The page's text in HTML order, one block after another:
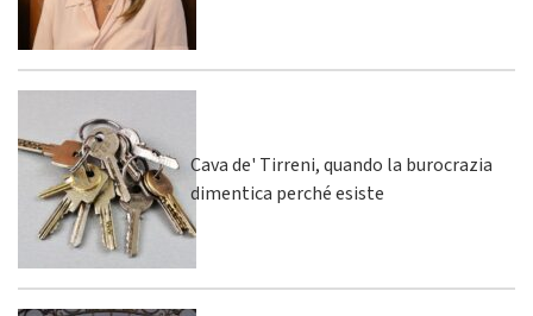
Cava de' Tirreni, quando la burocrazia
dimentica perché esiste